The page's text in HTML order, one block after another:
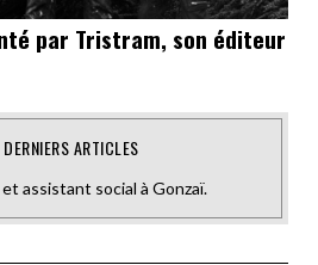
par Tristram, son éditeur
DERNIERS ARTICLES
assistant social à Gonzaï.